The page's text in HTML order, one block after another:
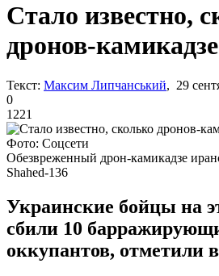
Стало известно,
дронов-
Текст: Максим Липчанський, 29
0
1221
Фото: Соцсети
Обезвреженный дрон-камикадзе
Shahed-136
Украинские бойцы на
сбили 10
оккупантов, отметили